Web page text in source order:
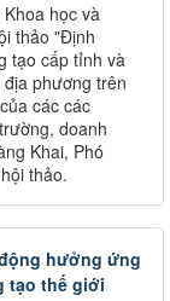
học và
thảo "Định
tạo cấp tỉnh và
phương trên
các các
doanh
Khai, Phó
thảo.
hưởng ứng
tạo thế giới